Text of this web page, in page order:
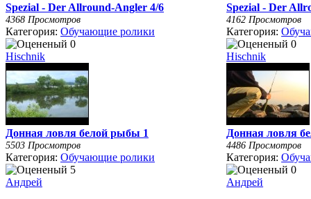
Spezial - Der Allround-Angler 4/6
4368 Просмотров
Категория: Обучающие ролики
Hischnik
Spezial - Der
4162 Просмотров
Категория:
Hischnik
Донная ловля белой рыбы 1
5503 Просмотров
Категория: Обучающие ролики
Андрей
Донная ловля
4486 Просмотров
Категория:
Андрей